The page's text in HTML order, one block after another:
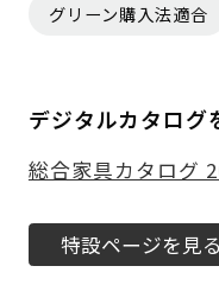
グリーン購入法適合
デジタルカタログ
総合家具カタログ
特設ページを見る